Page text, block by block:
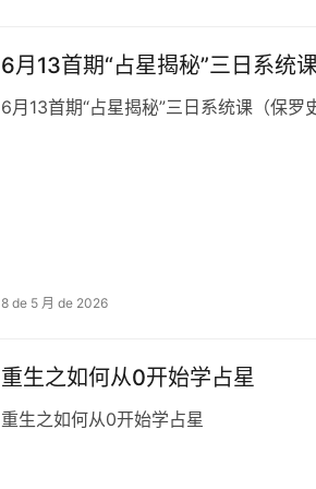
6月13首期“占星揭秘”三日系统
6月13首期“占星揭秘”三日系统课（保罗
8 de 5 月 de 2026
重生之如何从0开始学占星
重生之如何从0开始学占星